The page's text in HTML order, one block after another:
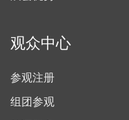
观众中心
参观注册
组团参观